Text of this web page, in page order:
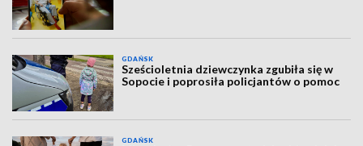
GDAŃSK
Sześcioletnia dziewczynka zgubiła się w
Sopocie i poprosiła policjantów o pomoc
GDAŃSK